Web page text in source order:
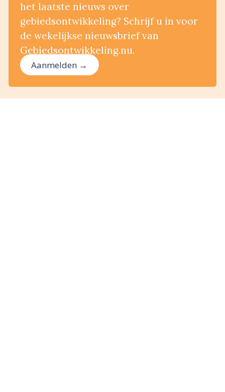
het laatste nieuws over
gebiedsontwikkeling? Schrijf u in voor
de wekelijkse nieuwsbrief van
Gebiedsontwikkeling.nu.
Aanmelden →